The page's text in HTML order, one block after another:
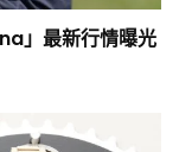
」最新行情曝光